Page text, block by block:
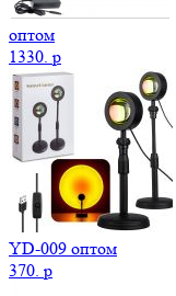
оптом
1330. p
YD-009 оптом
370. p